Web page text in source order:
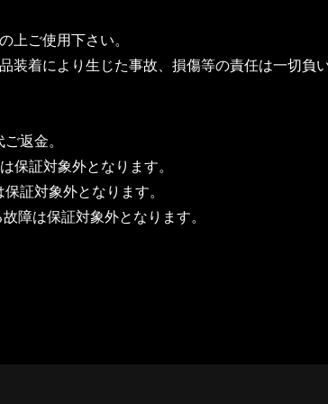
ご使用下さい。
着により生じた事故、損傷等の責任は一切負い
返金。
保証対象外となります。
証対象外となります。
障は保証対象外となります。